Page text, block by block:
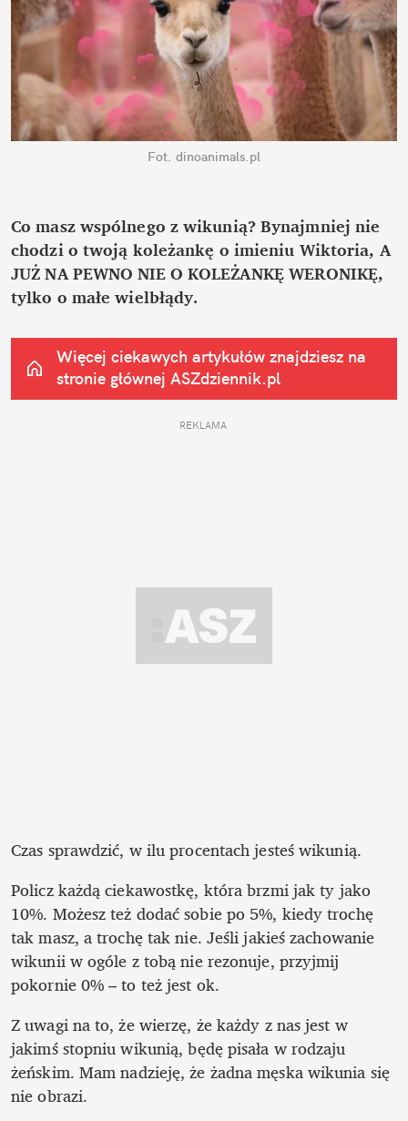
Fot. dinoanimals.pl
Co masz wspólnego z wikunią? Bynajmniej nie
chodzi o twoją koleżankę o imieniu Wiktoria, A
JUŻ NA PEWNO NIE O KOLEŻANKĘ WERONIKĘ,
tylko o małe wielbłądy.
Więcej ciekawych artykułów znajdziesz na
stronie głównej ASZdziennik.pl
REKLAMA
Czas sprawdzić, w ilu procentach jesteś wikunią.
Policz każdą ciekawostkę, która brzmi jak ty jako
10%. Możesz też dodać sobie po 5%, kiedy trochę
tak masz, a trochę tak nie. Jeśli jakieś zachowanie
wikunii w ogóle z tobą nie rezonuje, przyjmij
pokornie 0% – to też jest ok.
Z uwagi na to, że wierzę, że każdy z nas jest w
jakimś stopniu wikunią, będę pisała w rodzaju
żeńskim. Mam nadzieję, że żadna męska wikunia się
nie obrazi.